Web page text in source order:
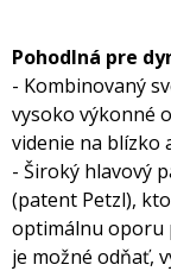
Pohodlná pre
- Kombinovaný
vysoko výkonné
videnie na blízko
- Široký hlavový
(patent Petzl),
optimálnu oporu
je možné odňať,